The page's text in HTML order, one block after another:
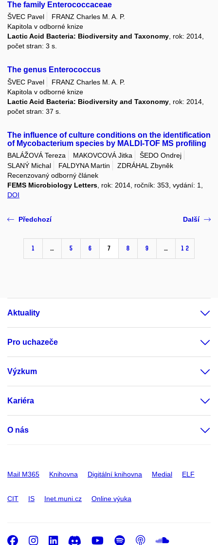
The family Enterococcaceae
ŠVEC Pavel
FRANZ Charles M. A. P.
Kapitola v odborné knize
Lactic Acid Bacteria: Biodiversity and Taxonomy, rok: 2014,
počet stran: 3 s.
The genus Enterococcus
ŠVEC Pavel
FRANZ Charles M. A. P.
Kapitola v odborné knize
Lactic Acid Bacteria: Biodiversity and Taxonomy , rok: 2014,
počet stran: 37 s.
The influence of culture conditions on the identification
of Mycobacterium species by MALDI-TOF MS profiling
BALÁŽOVÁ Tereza MAKOVCOVÁ Jitka
ŠEDO Ondrej
SLANÝ Michal
FALDYNA Martin
ZDRÁHAL Zbyněk
Recenzovaný odborný článek
FEMS Microbiology Letters, rok: 2014, ročník: 353, vydání: 1,
DOI
Předchozí
1 … 5 6 7 8 9 … 12
Další
Aktuality
Pro uchazeče
Výzkum
Kariéra
O nás
Mail M365 Knihovna Digitální knihovna Medial ELF
CIT IS Inet.muni.cz Online výuka
Facebook
Instagram
LinkedIn
DiscordYoutube
Spotify
Podcast